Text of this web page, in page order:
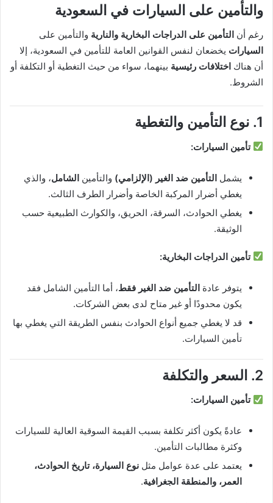
والتأمين على السيارات في السعودية
رغم أن التأمين على الدراجات البخارية والنارية والتأمين على
السيارات يخضعان لنفس القوانين العامة للتأمين في السعودية، إلا
أن هناك اختلافات رئيسية بينهما، سواء من حيث التغطية أو التكلفة أو
الشروط.
1. نوع التأمين والتغطية
تأمين السيارات:
يشمل التأمين ضد الغير (الإلزامي) والتأمين الشامل، والذي
يغطي أضرار المركبة الخاصة وأضرار الطرف الثالث.
يغطي الحوادث، السرقة، الحريق، والكوارث الطبيعية حسب
الوثيقة.
تأمين الدراجات البخارية:
يتوفر عادة التأمين ضد الغير فقط، أما التأمين الشامل فقد
يكون محدودًا أو غير متاح لدى بعض الشركات.
قد لا يغطي جميع أنواع الحوادث بنفس الطريقة التي يغطي بها
تأمين السيارات.
2. السعر والتكلفة
تأمين السيارات:
عادةً يكون أكثر تكلفة بسبب القيمة السوقية العالية للسيارات
وكثرة مطالبات التأمين.
يعتمد على عدة عوامل مثل نوع السيارة، تاريخ الحوادث،
العمر، والمنطقة الجغرافية.